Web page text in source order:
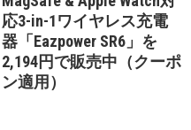
応3-in-1ワイヤレス充電
器「Eazpower SR6」を
2,194円で販売中（クーポ
ン適用）